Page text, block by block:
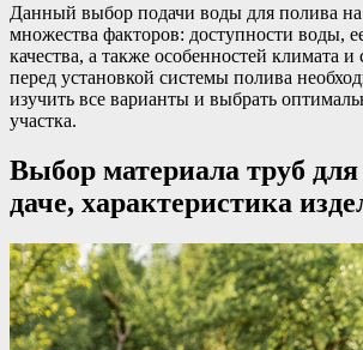
Данный выбор подачи воды для полива на
множества факторов: доступности воды,
качества, а также особенностей климата
перед установкой системы полива
изучить все варианты и выбрать
участка.
Выбор материала труб
даче, характеристика